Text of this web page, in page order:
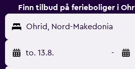
Finn tilbud på ferieboliger i
Ohrid, Nord-Makedonia
to. 13.8. -